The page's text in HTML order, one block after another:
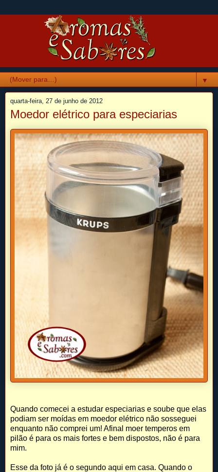
▼
quarta-feira, 27 de junho de 2012
Moedor elétrico para especiarias
Quando comecei a estudar especiarias e soube que elas
podiam ser moídas em moedor elétrico não sosseguei
enquanto não comprei um! Afinal moer temperos em
pilão é para os mais fortes e bem dispostos, não é para
mim.
Esse da foto já é o segundo aqui em casa. Quando o